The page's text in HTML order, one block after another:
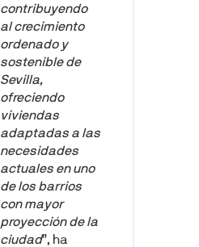
contribuyendo
al crecimiento
ordenado y
sostenible de
Sevilla,
ofreciendo
viviendas
adaptadas a las
necesidades
actuales en uno
de los barrios
con mayor
proyección de la
ciudad”, ha